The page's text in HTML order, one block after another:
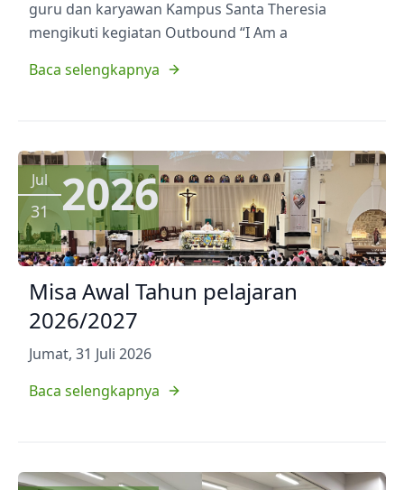
guru dan karyawan Kampus Santa Theresia
mengikuti kegiatan Outbound “I Am a
Baca selengkapnya
Jul
31 2026
Misa Awal Tahun pelajaran
2026/2027
Jumat, 31 Juli 2026
Baca selengkapnya